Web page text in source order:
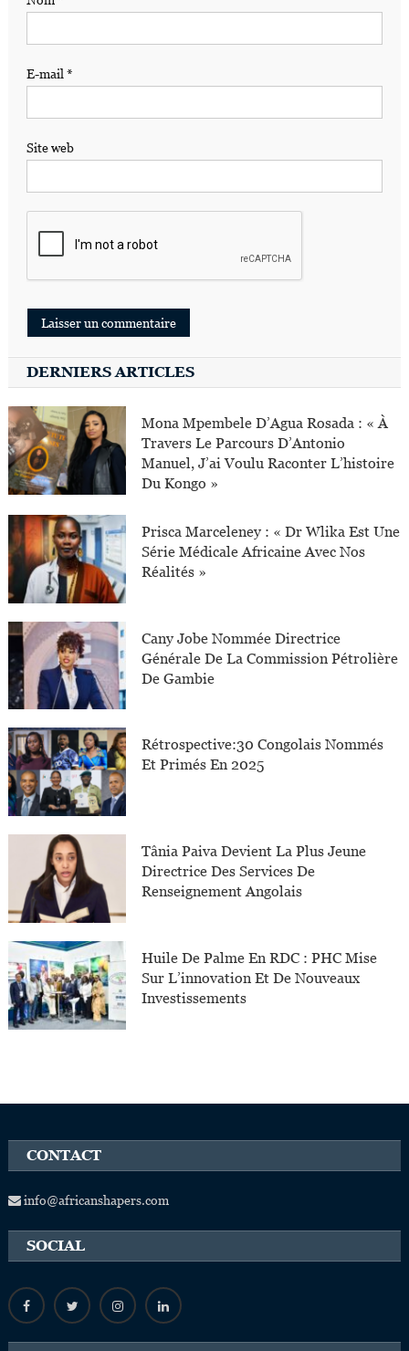
E-mail *
Site web
DERNIERS ARTICLES
Mona Mpembele D’Agua Rosada : « À
Travers Le Parcours D’Antonio
Manuel, J’ai Voulu Raconter L’histoire
Du Kongo »
Prisca Marceleney : « Dr Wlika Est Une
Série Médicale Africaine Avec Nos
Réalités »
Cany Jobe Nommée Directrice
Générale De La Commission Pétrolière
De Gambie
Rétrospective:30 Congolais Nommés
Et Primés En 2025
Tânia Paiva Devient La Plus Jeune
Directrice Des Services De
Renseignement Angolais
Huile De Palme En RDC : PHC Mise
Sur L’innovation Et De Nouveaux
Investissements
CONTACT
info@africanshapers.com
SOCIAL